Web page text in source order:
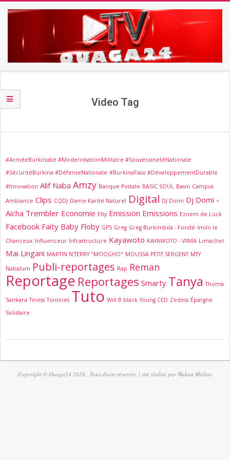
Skip
TV
OUAGA24
Navigation
Menu
Video Tag
#ArméeBurkinabè #ModernisationMilitaire #SouverainetéNationale
#SécuritéBurkina #DéfenseNationale #BurkinaFaso #DéveloppementDurable
#Innovation Alif Naba Amzy Banque Postale BASIC SOUL Basni Campus
Ambiance Clips CQDJ Dame Karité Naturel Digital DJ Domi Dj Domi -
Aicha Trembler Economie Elty Emission Emissions Eznem de Luck
Facebook Faity Baby Floby GPS Greg Greg Burkimbila - Fondé Imilo le
Chanceux Influenceur Infrastructure Kayawoto KAYAWOTO - VIIMA Limachel
Mai Lingani MARTIN N'TERRY "MOOGHO" MOUSSA PETIT SERGENT MTY
Nabalum Publi-reportages Rap Reman
Reportage Reportages Smarty Tanya Thoma
Sankara Tiness Tontines Tuto Will B black Young CED Zedess Épargne
Solidaire
Copyright © Ouaga24 2026 . Tous droits réservés. | site réalisé par Wakatt Médias